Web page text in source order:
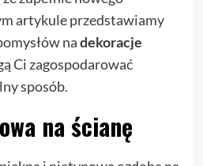
artykule przedstawiamy
nadekoracje
Ci zagospodarować
sposób.
na ścianę